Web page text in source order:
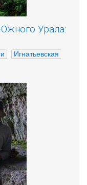
Урала:
Игнатьевская